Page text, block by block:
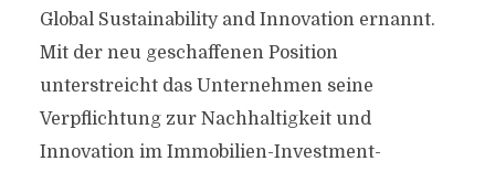
Global Sustainability and Innovation ernannt.
Mit der neu geschaffenen Position
unterstreicht das Unternehmen seine
Verpflichtung zur Nachhaltigkeit und
Innovation im Immobilien-Investment-